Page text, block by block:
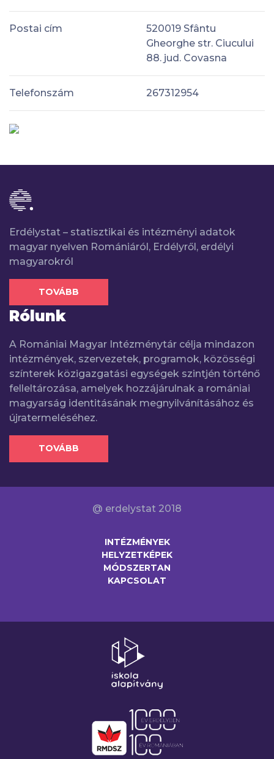
Postai cím
520019 Sfântu
Gheorghe str. Ciucului
88. jud. Covasna
Telefonszám 267312954
Erdélystat – statisztikai és intézményi adatok
magyar nyelven Romániáról, Erdélyről, erdélyi
magyarokról
TOVÁBB
Rólunk
A Romániai Magyar Intézménytár célja mindazon
intézmények, szervezetek, programok, közösségi
színterek közigazgatási egységek szintjén történő
felleltározása, amelyek hozzájárulnak a romániai
magyarság identitásának megnyilvánításához és
újratermeléséhez.
TOVÁBB
@ erdelystat 2018
INTÉZMÉNYEK
HELYZETKÉPEK
MÓDSZERTAN
KAPCSOLAT